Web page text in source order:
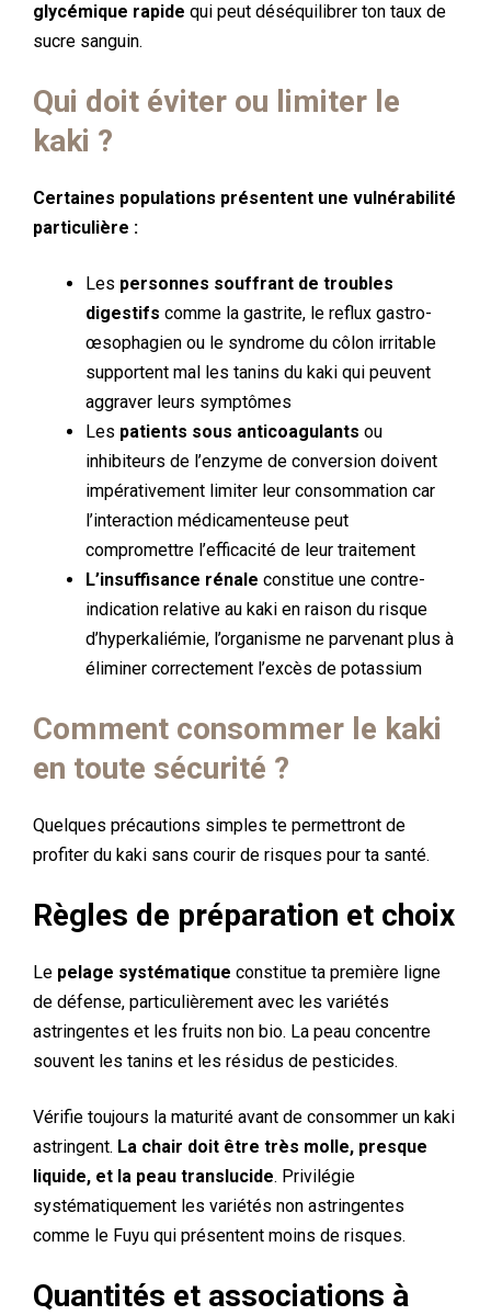
glycémique rapide qui peut déséquilibrer ton taux de
sucre sanguin.
Qui doit éviter ou limiter le
kaki ?
Certaines populations présentent une vulnérabilité
particulière :
Les personnes souffrant de troubles
digestifs comme la gastrite, le reflux gastro-
œsophagien ou le syndrome du côlon irritable
supportent mal les tanins du kaki qui peuvent
aggraver leurs symptômes
Les patients sous anticoagulants ou
inhibiteurs de l’enzyme de conversion doivent
impérativement limiter leur consommation car
l’interaction médicamenteuse peut
compromettre l’efficacité de leur traitement
L’insuffisance rénale constitue une contre-
indication relative au kaki en raison du risque
d’hyperkaliémie, l’organisme ne parvenant plus à
éliminer correctement l’excès de potassium
Comment consommer le kaki
en toute sécurité ?
Quelques précautions simples te permettront de
profiter du kaki sans courir de risques pour ta santé.
Règles de préparation et choix
Le pelage systématique constitue ta première ligne
de défense, particulièrement avec les variétés
astringentes et les fruits non bio. La peau concentre
souvent les tanins et les résidus de pesticides.
Vérifie toujours la maturité avant de consommer un kaki
astringent. La chair doit être très molle, presque
liquide, et la peau translucide. Privilégie
systématiquement les variétés non astringentes
comme le Fuyu qui présentent moins de risques.
Quantités et associations à